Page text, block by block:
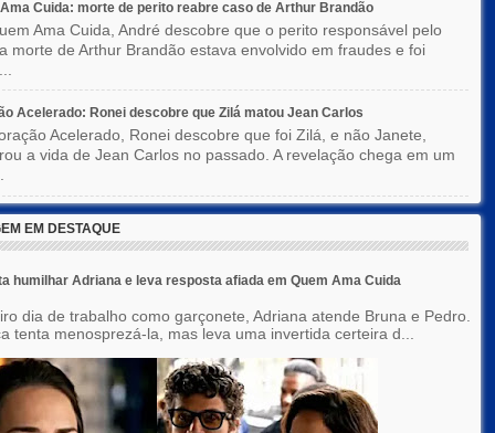
Cuida: morte de perito reabre caso de Arthur Brandão
Ama Cuida, André descobre que o perito responsável pelo
morte de Arthur Brandão estava envolvido em fraudes e foi
Acelerado: Ronei descobre que Zilá matou Jean Carlos
Acelerado, Ronei descobre que foi Zilá, e não Janete,
a vida de Jean Carlos no passado. A revelação chega em um
EM DESTAQUE
humilhar Adriana e leva resposta afiada em Quem Ama Cuida
dia de trabalho como garçonete, Adriana atende Bruna e Pedro.
tenta menosprezá-la, mas leva uma invertida certeira d...